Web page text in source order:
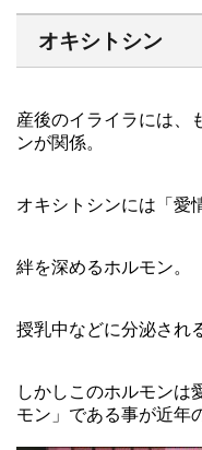
オキシトシン
産後のイライラには、
ンが関係。
オキシトシンには「愛
絆を深めるホルモン。
授乳中などに分泌され
しかしこのホルモンは
モン」である事が近年